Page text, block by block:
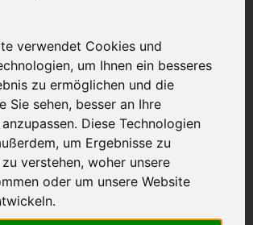
verwendet Cookies und
um Ihnen ein besseres
zu ermöglichen und die
Sie sehen, besser an Ihre
Diese Technologien
um Ergebnisse zu
verstehen, woher unsere
oder um unsere Website
Personalisierung
12,95 €
Versandkosten
Art